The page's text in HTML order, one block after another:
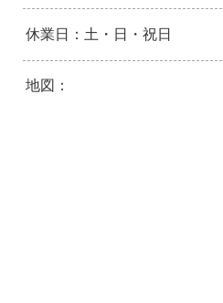
休業日：土・日・祝日
地図：